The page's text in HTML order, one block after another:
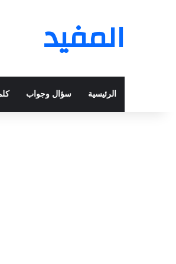
المفيد
الرئيسية سؤال وجواب